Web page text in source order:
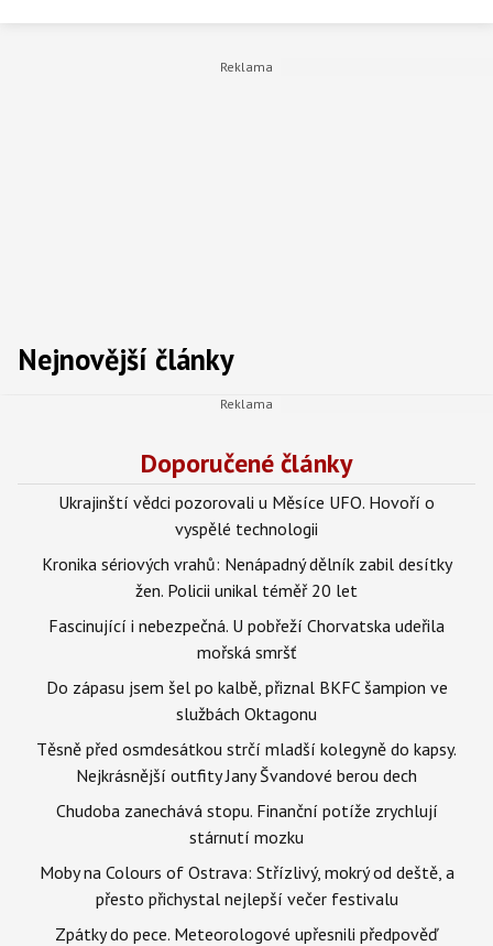
Nejnovější články
Doporučené články
Ukrajinští vědci pozorovali u Měsíce UFO. Hovoří o
vyspělé technologii
Kronika sériových vrahů: Nenápadný dělník zabil desítky
žen. Policii unikal téměř 20 let
Fascinující i nebezpečná. U pobřeží Chorvatska udeřila
mořská smršť
Do zápasu jsem šel po kalbě, přiznal BKFC šampion ve
službách Oktagonu
Těsně před osmdesátkou strčí mladší kolegyně do kapsy.
Nejkrásnější outfity Jany Švandové berou dech
Chudoba zanechává stopu. Finanční potíže zrychlují
stárnutí mozku
Moby na Colours of Ostrava: Střízlivý, mokrý od deště, a
přesto přichystal nejlepší večer festivalu
Zpátky do pece. Meteorologové upřesnili předpověď